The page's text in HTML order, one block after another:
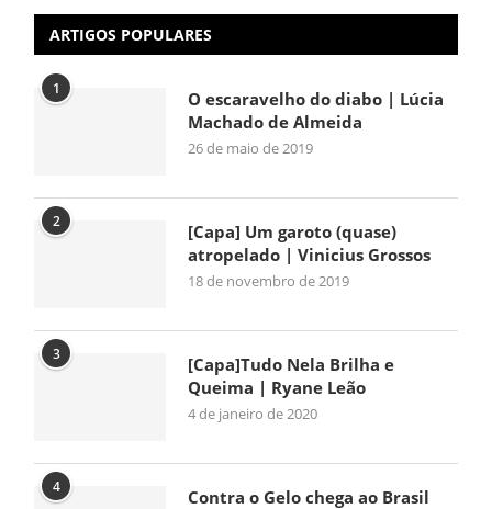
ARTIGOS POPULARES
1
O escaravelho do diabo | Lúcia
Machado de Almeida
26 de maio de 2019
2
[Capa] Um garoto (quase)
atropelado | Vinicius Grossos
18 de novembro de 2019
3
[Capa]Tudo Nela Brilha e
Queima | Ryane Leão
4 de janeiro de 2020
4 Contra o Gelo chega ao Brasil